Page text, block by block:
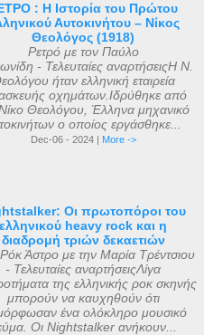
: Η Ιστορία του Πρώτου
Αυτοκινήτου – Νίκος
Θεολόγος (1918)
Ρετρό με τον Παύλο
- Τελευταίες αναρτήσειςΗ Ν.
ήταν ελληνική εταιρεία
οχημάτων.Ιδρύθηκε από
Θεολόγου, Έλληνα μηχανικό
ο οποίος εργάσθηκε...
Dec-06 - 2024 | More ->
Οι πρωτοπόροι του
ελληνικού heavy rock και η
διαδρομή τριών δεκαετιών
Άστρο με την Μαρία Τρέντσιου
- Τελευταίες αναρτήσειςΛίγα
της ελληνικής ροκ σκηνής
μπορούν να καυχηθούν ότι
ένα ολόκληρο μουσικό
Οι Nightstalker ανήκουν...